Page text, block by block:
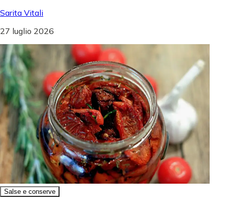
Sarita Vitali
27 luglio 2026
Salse e conserve